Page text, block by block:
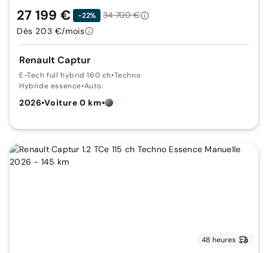
Renault Captur
E-Tech full hybrid 160 ch•Techno
Hybride essence•Auto.
2026•Voiture 0 km•
27 199 € -22%
34 700 €
Dès 203 €/mois
48 heures